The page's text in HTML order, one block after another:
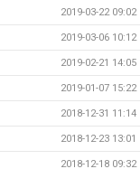
2019-03-22 09:02
2019-03-06 10:12
2019-02-21 14:05
2019-01-07 15:22
2018-12-31 11:14
2018-12-23 13:01
2018-12-18 09:32